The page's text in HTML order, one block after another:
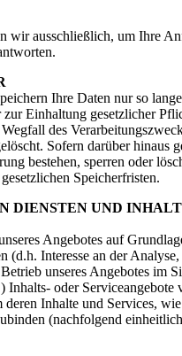
wir ausschließlich, um Ihre
Ihre Daten nur so
Einhaltung gesetzlicher
des
Sofern darüber hinaus
bestehen, sperren oder
Speicherfristen.
DIENSTEN UND
Angebotes auf
(d.h. Interesse an der
unseres Angebotes im
oder Serviceangebote
deren Inhalte und Services,
(nachfolgend